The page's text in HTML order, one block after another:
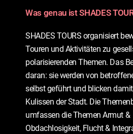
Was genau ist SHADES
SHADES TOURS organisiert
Touren und Aktivitäten zu
polarisierenden Themen. Das
daran: sie werden von
selbst geführt und blicken
Kulissen der Stadt. Die
umfassen die Themen Armut &
Obdachlosigkeit, Flucht &